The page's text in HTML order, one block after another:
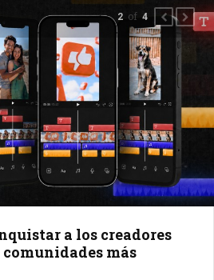
a los creadores
más
2 of 4 PREVIOUS
NEXT